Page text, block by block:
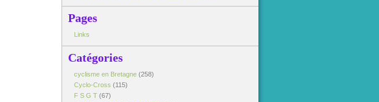
Pages
Links
Catégories
cyclisme en Bretagne (258)
Cyclo-Cross (115)
F S G T (67)